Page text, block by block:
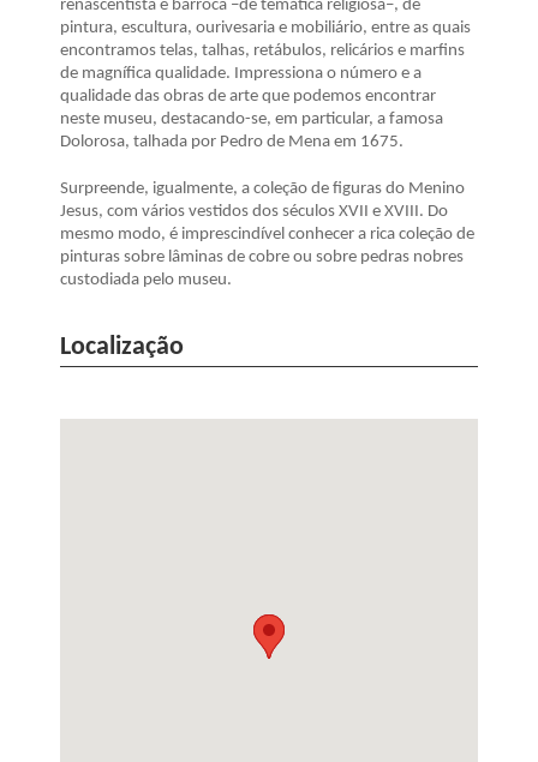
renascentista e barroca –de temática religiosa–, de
pintura, escultura, ourivesaria e mobiliário, entre as quais
encontramos telas, talhas, retábulos, relicários e marfins
de magnífica qualidade. Impressiona o número e a
qualidade das obras de arte que podemos encontrar
neste museu, destacando-se, em particular, a famosa
Dolorosa, talhada por Pedro de Mena em 1675.
Surpreende, igualmente, a coleção de figuras do Menino
Jesus, com vários vestidos dos séculos XVII e XVIII. Do
mesmo modo, é imprescindível conhecer a rica coleção de
pinturas sobre lâminas de cobre ou sobre pedras nobres
custodiada pelo museu.
Localização